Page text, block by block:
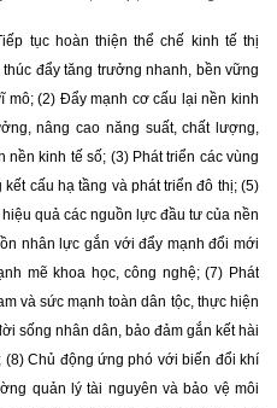
tục hoàn thiện thể chế kinh tế thị
đẩy tăng trưởng nhanh, bền vững
(2) Đẩy mạnh cơ cấu lại nền kinh
nâng cao năng suất, chất lượng,
nền kinh tế số; (3) Phát triển các vùng
cấu hạ tầng và phát triển đô thị; (5)
quả các nguồn lực đầu tư của nền
nhân lực gắn với đẩy mạnh đổi mới
mẽ khoa học, công nghệ; (7) Phát
và sức mạnh toàn dân tộc, thực hiện
sống nhân dân, bảo đảm gắn kết hài
Chủ động ứng phó với biến đổi khí
quản lý tài nguyên và bảo vệ môi